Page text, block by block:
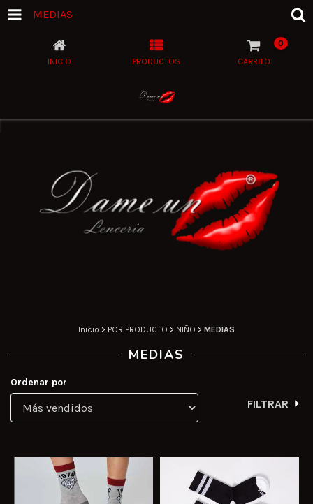
MEDIAS
INICIO PRODUCTOS CARRITO
0
Inicio > POR PRODUCTO > NIÑO > MEDIAS
MEDIAS
Ordenar por
FILTRAR